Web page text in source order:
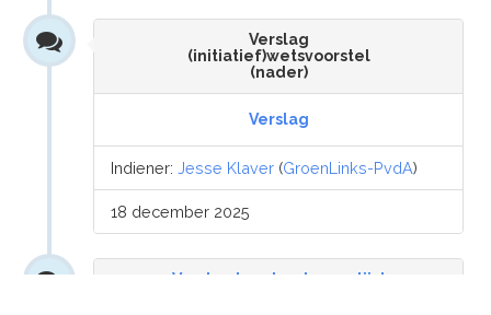
Verslag
(initiatief)wetsvoorstel
(nader)
Verslag
Indiener:Jesse Klaver (GroenLinks-PvdA)
18 december 2025
Verslag houdende een lijst